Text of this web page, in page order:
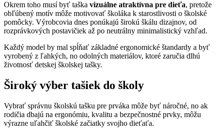
Okrem toho musí byť taška vizuálne atraktívna pre dieťa, pretože
obľúbený motív môže motivovať školáka k starostlivosti o školské
pomôcky. Výrobcovia dnes ponúkajú širokú škálu dizajnov, od
rozprávkových postavičiek až po neutrálny minimalistický vzhľad.
Každý model by mal spĺňať základné ergonomické štandardy a byť
vyrobený z ľahkých, no odolných materiálov, ktoré zaručia dlhú
životnosť detskej školskej tašky.
Široký výber tašiek do školy
Vybrať správnu školskú tašku pre prváka môže byť náročné, no ak
rodičia dbajú na ergonómiu, kvalitu a bezpečnostné prvky, môžu
výrazne uľahčiť školské začiatky svojho dieťaťa.